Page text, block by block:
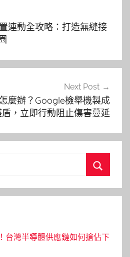
連動全攻略：打造無縫接
Next Post
麼辦？Google檢舉機製成
，立即行動阻止傷害蔓延
台灣半導體供應鏈如何搶佔下